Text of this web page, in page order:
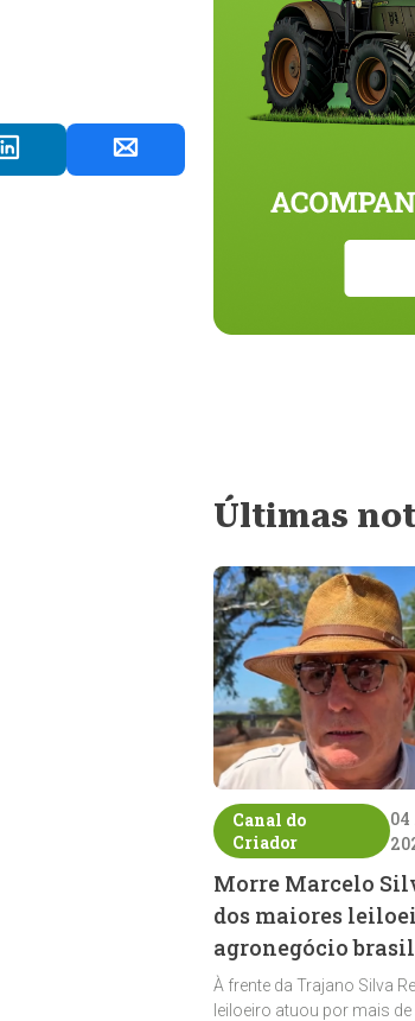
Últimas
Canal do
Criador
04
Morre Marcelo
dos maiores
agronegócio
À frente da Trajano Silva
leiloeiro atuou por mais